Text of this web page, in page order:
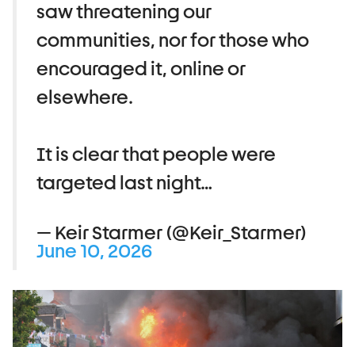
saw threatening our
communities, nor for those who
encouraged it, online or
elsewhere.
It is clear that people were
targeted last night…
— Keir Starmer (@Keir_Starmer)
June 10, 2026